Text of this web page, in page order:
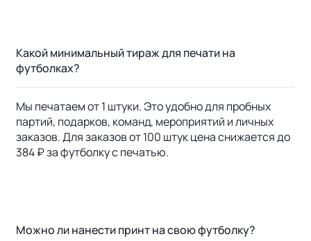
Какой минимальный тираж для печати на
футболках?
Мы печатаем от 1 штуки. Это удобно для пробных
партий, подарков, команд, мероприятий и личных
заказов. Для заказов от 100 штук цена снижается до
384 ₽ за футболку с печатью.
Можно ли нанести принт на свою футболку?